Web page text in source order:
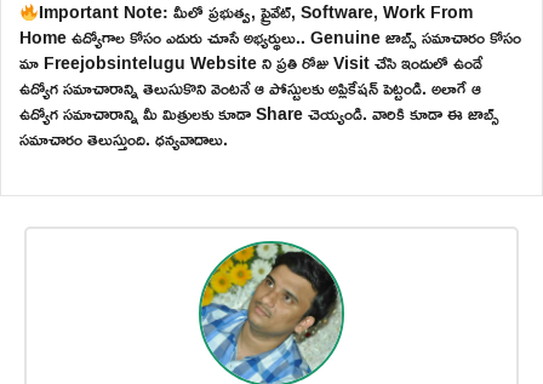
Important Note: మీలో ప్రభుత్వ, ప్రైవేట్, Software, Work From
Home ఉద్యోగాల కోసం ఎదురు చూసే అభ్యర్థులు.. Genuine జాబ్స్ సమాచారం కోసం
మా Freejobsintelugu Website ని ప్రతి రోజు Visit చేసి ఇందులో ఉండే
ఉద్యోగ సమాచారాన్ని తెలుసుకొని వెంటనే ఆ పోస్టులకు అప్లికేషన్ పెట్టండి. అలాగే ఆ
ఉద్యోగ సమాచారాన్ని మీ మిత్రులకు కూడా Share చెయ్యండి. వారికి కూడా ఈ జాబ్స్
సమాచారం తెలుస్తుంది. ధన్యవాదాలు.